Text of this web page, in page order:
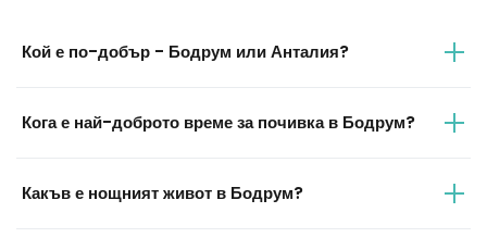
Кой е по-добър - Бодрум или Анталия?
Кога е най-доброто време за почивка в Бодрум?
Какъв е нощният живот в Бодрум?